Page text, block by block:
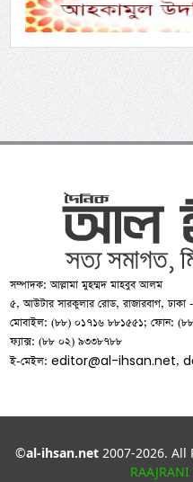
সম্পাদক: আল্লামা মুহম্মদ মাহবুব আলম
৫, আউটার সারকুলার রোড, রাজারবাগ, ঢাকা -
মোবাইল: (৮৮) ০১৭১৬ ৮৮১৫৫১; ফোন:
ফ্যাক্স: (৮৮ ০২) ৯৩৩৮৭৮৮
ই-মেইল:editor@al-ihsan.net,
©al-ihsan.net2007-2026. All